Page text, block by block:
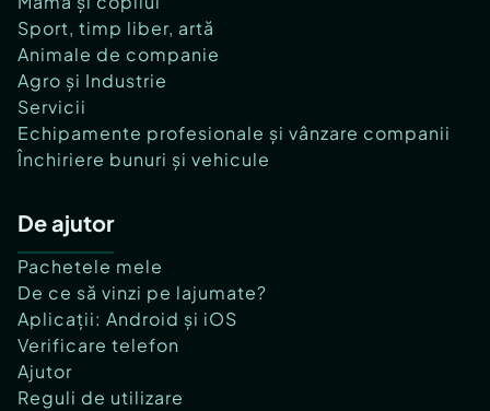
Sport, timp liber, artă
Animale de companie
Agro și Industrie
Servicii
Echipamente profesionale și vânzare companii
Închiriere bunuri și vehicule
De ajutor
Pachetele mele
De ce să vinzi pe lajumate?
Aplicații: Android și iOS
Verificare telefon
Ajutor
Reguli de utilizare